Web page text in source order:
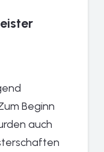
Beginn
auch